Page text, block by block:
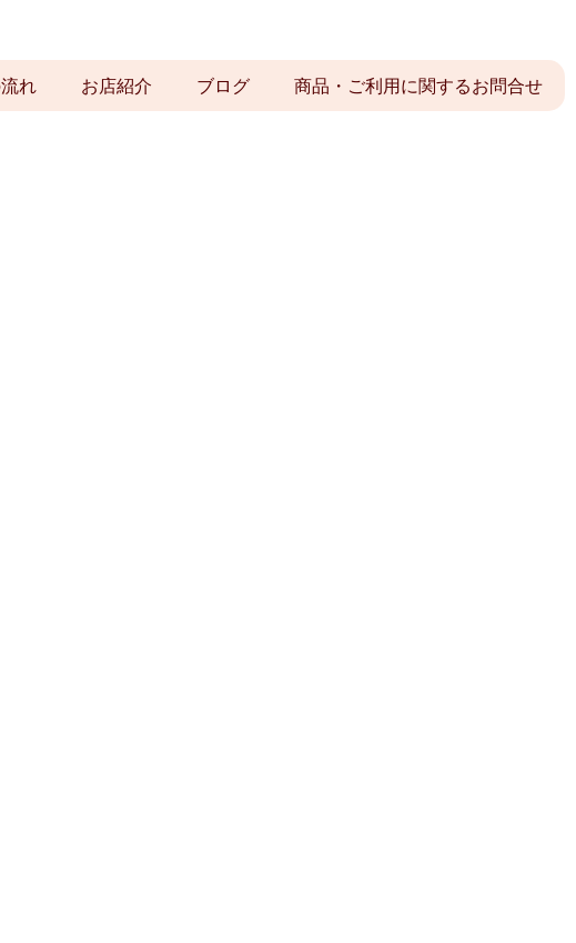
れ お店紹介 ブログ 商品・ご利用に関するお問合せ